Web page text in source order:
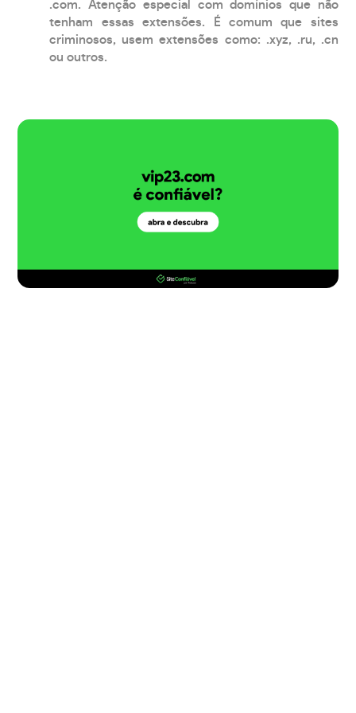
.com. Atenção especial com domínios que não
tenham essas extensões. É comum que sites
criminosos, usem extensões como: .xyz, .ru, .cn
ou outros.